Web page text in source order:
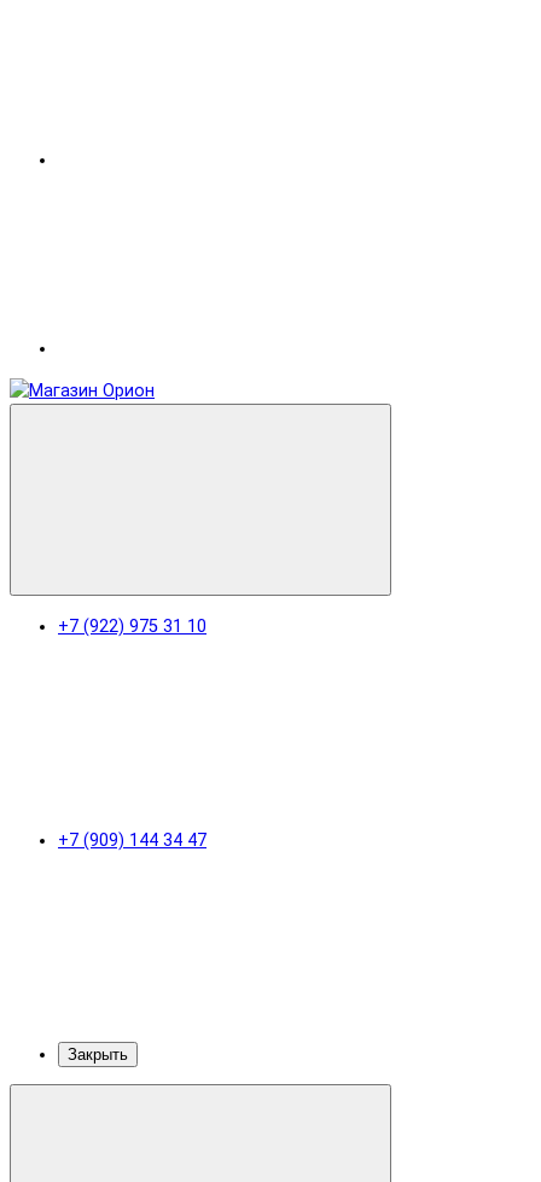
+7 (922) 975 31 10
+7 (909) 144 34 47
Закрыть